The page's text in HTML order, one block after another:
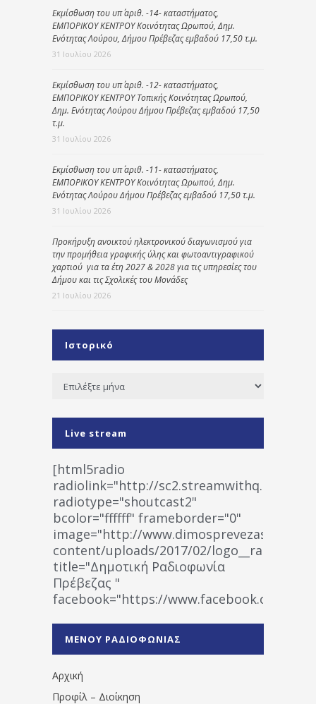
Εκμίσθωση του υπ΄ αριθ. -14- καταστήματος,
ΕΜΠΟΡΙΚΟΥ ΚΕΝΤΡΟΥ Κοινότητας Ωρωπού, Δημ.
Ενότητας Λούρου, Δήμου Πρέβεζας εμβαδού 17,50 τ.μ.
31 Ιουλίου 2026
Εκμίσθωση του υπ΄ αριθ. -12- καταστήματος,
ΕΜΠΟΡΙΚΟΥ ΚΕΝΤΡΟΥ Τοπικής Κοινότητας Ωρωπού,
Δημ. Ενότητας Λούρου Δήμου Πρέβεζας εμβαδού 17,50
τ.μ.
31 Ιουλίου 2026
Εκμίσθωση του υπ΄ αριθ. -11- καταστήματος,
ΕΜΠΟΡΙΚΟΥ ΚΕΝΤΡΟΥ Κοινότητας Ωρωπού, Δημ.
Ενότητας Λούρου Δήμου Πρέβεζας εμβαδού 17,50 τ.μ.
31 Ιουλίου 2026
Προκήρυξη ανοικτού ηλεκτρονικού διαγωνισμού για
την προμήθεια γραφικής ύλης και φωτοαντιγραφικού
χαρτιού για τα έτη 2027 & 2028 για τις υπηρεσίες του
Δήμου και τις Σχολικές του Μονάδες
21 Ιουλίου 2026
Ιστορικό
Ιστορικό
Live stream
[html5radio
radiolink="http://
radiotype="shoutcast2"
bcolor="ffffff" frameborder="0"
image="http://www.dimosprevezas.gr/wp-
content/uploads/2017/02/
title="Δημοτική Ραδιοφωνία
Πρέβεζας "
facebook="https://www.facebook.com/
1531194763766854/" artist="" ]
ΜΕΝΟΥ ΡΑΔΙΟΦΩΝΙΑΣ
Αρχική
Προφίλ – Διοίκηση